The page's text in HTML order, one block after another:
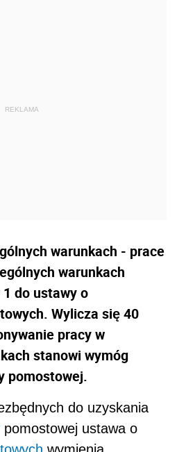
warunkach - prace
warunkach
do ustawy o
Wylicza się 40
pracy w
stanowi wymóg
pomostowej.
do uzyskania
pomostowej ustawa o